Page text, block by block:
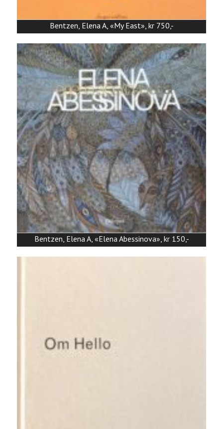
Bentzen, Elena A, «My East», kr 750,-
Bentzen, Elena A, «Elena Abessinova», kr 150,-